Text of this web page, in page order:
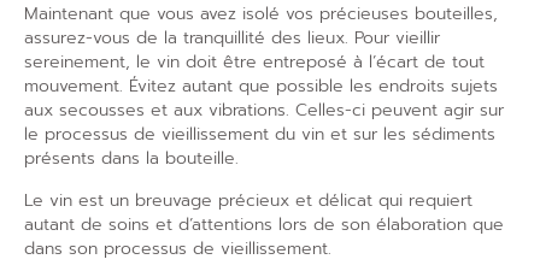
Maintenant que vous avez isolé vos précieuses bouteilles,
assurez-vous de la tranquillité des lieux. Pour vieillir
sereinement, le vin doit être entreposé à l’écart de tout
mouvement. Évitez autant que possible les endroits sujets
aux secousses et aux vibrations. Celles-ci peuvent agir sur
le processus de vieillissement du vin et sur les sédiments
présents dans la bouteille.
Le vin est un breuvage précieux et délicat qui requiert
autant de soins et d’attentions lors de son élaboration que
dans son processus de vieillissement.